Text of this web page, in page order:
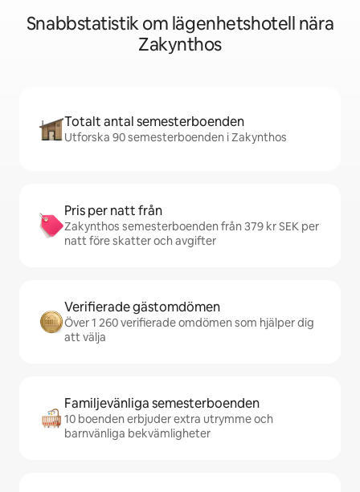
Snabbstatistik om lägenhetshotell nära
Zakynthos
Totalt antal semesterboenden
Utforska 90 semesterboenden i Zakynthos
Pris per natt från
Zakynthos semesterboenden från 379 kr SEK per
natt före skatter och avgifter
Verifierade gästomdömen
Över 1 260 verifierade omdömen som hjälper dig
att välja
Familjevänliga semesterboenden
10 boenden erbjuder extra utrymme och
barnvänliga bekvämligheter